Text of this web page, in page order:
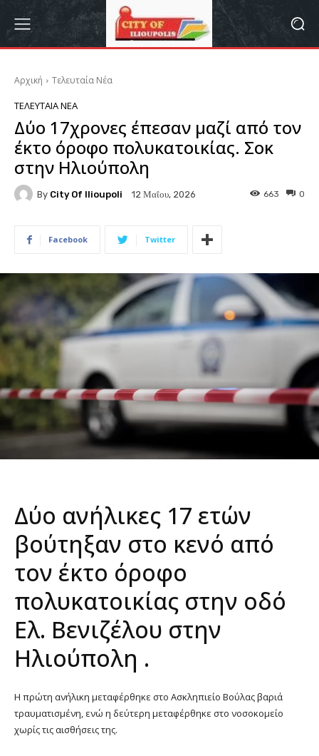
Αρχική Τελευταία Νέα
ΤΕΛΕΥΤΑΊΑ ΝΈΑ
Δύο 17χρονες έπεσαν μαζί από τον
έκτο όροφο πολυκατοικίας. Σοκ
στην Ηλιούπολη
By City Of Ilioupoli 12 Μαΐου, 2026 0
663
Facebook Twitter
Δύο ανήλικες 17 ετών
βούτηξαν στο κενό από
τον έκτο όροφο
πολυκατοικίας στην οδό
Ελ. Βενιζέλου στην
Ηλιούπολη .
Η πρώτη ανήλικη μεταφέρθηκε στο Ασκληπιείο Βούλας βαριά
τραυματισμένη, ενώ η δεύτερη μεταφέρθηκε στο νοσοκομείο
χωρίς τις αισθήσεις της.